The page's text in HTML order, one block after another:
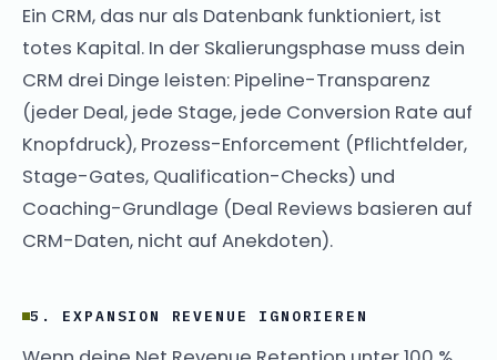
Ein CRM, das nur als Datenbank funktioniert, ist
totes Kapital. In der Skalierungsphase muss dein
CRM drei Dinge leisten: Pipeline-Transparenz
(jeder Deal, jede Stage, jede Conversion Rate auf
Knopfdruck), Prozess-Enforcement (Pflichtfelder,
Stage-Gates, Qualification-Checks) und
Coaching-Grundlage (Deal Reviews basieren auf
CRM-Daten, nicht auf Anekdoten).
5. EXPANSION REVENUE IGNORIEREN